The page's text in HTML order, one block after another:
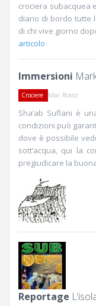
crociera subacquea
diario di bordo tutte
di chi vive giorno
articolo
Immersioni
Crociere Mar Rosso
Sha’ab Suflani è
condizioni può
dove è possibile
sott’acqua, qui la
pregiudicare la
Reportage